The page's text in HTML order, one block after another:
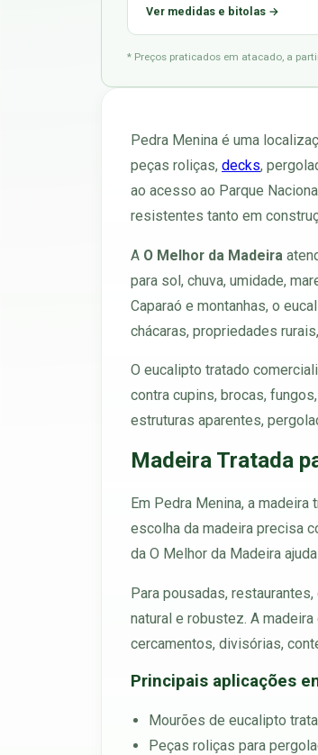
Ver medidas e bitolas →
* Preços praticados em atacado, a
Pedra Menina é uma
peças roliças, decks,
ao acesso ao Parque
resistentes tanto em
A O Melhor da Madeira
para sol, chuva, umidade,
Caparaó e montanhas, o
chácaras, propriedades
O eucalipto tratado
contra cupins, brocas,
estruturas aparentes,
Madeira Tratada
Em Pedra Menina, a
escolha da madeira precisa
da O Melhor da Madeira
Para pousadas,
natural e robustez. A
cercamentos, divisórias,
Principais aplicações
Mourões de eucalipto
Peças roliças para